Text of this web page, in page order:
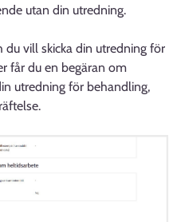
utan din utredning.
du vill skicka din utredning för
får du en begäran om
utredning för behandling,